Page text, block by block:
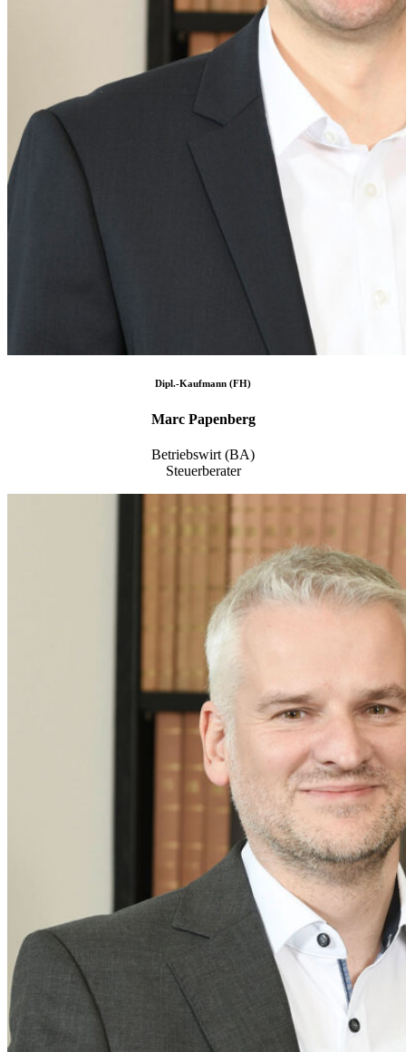
Dipl.-Kaufmann (FH)
Marc Papenberg
Betriebswirt (BA)
Steuerberater